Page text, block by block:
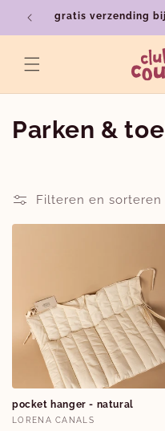
naar de
content
gratis verzending
C
l
l
i
e
:
Parken &
Filteren en sorteren
pocket hanger - natural
Verkoper:
LORENA CANALS